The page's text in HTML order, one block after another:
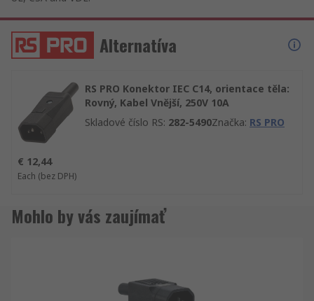
Alternatíva
RS PRO Konektor IEC C14, orientace těla:
Rovný, Kabel Vnější, 250V 10A
Skladové číslo RS: 282-5490Značka: RS PRO
€ 12,44
Each (bez DPH)
Mohlo by vás zaujímať